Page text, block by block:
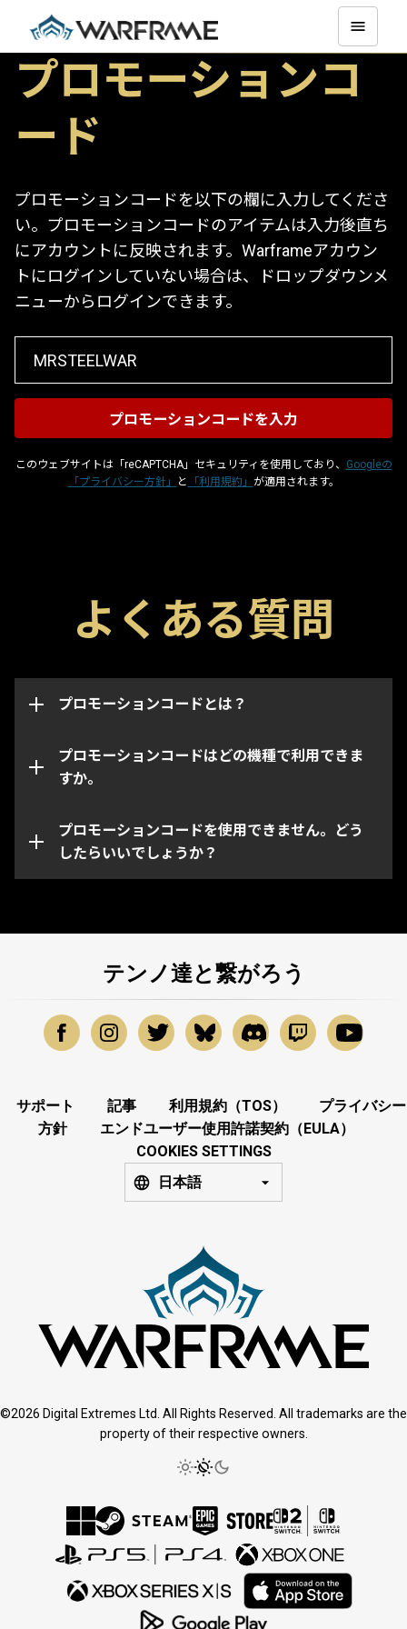
プロモーションコ
ード
プロモーションコードを以下の欄に入力してくださ
い。プロモーションコードのアイテムは入力後直ち
にアカウントに反映されます。Warframeアカウン
トにログインしていない場合は、ドロップダウンメ
ニューからログインできます。
このウェブサイトは「reCAPTCHA」セキュリティを使用しており、
Googleの
「プライバシー方針」
と 「利用規約」 が適用されます。
よくある質問
プロモーションコードとは？
どのゲーム内のアイテムを入手できる特殊コードで
す。各コードには取得可能期限があり、取得は一度限
アカウントに連携され、取得されたアカウントのイン
ベントリにのみアイテムが追加されます。
プロモーションコードはどの機種で利用できま
すか。
このページからはWarframeアカウントの機種・プラ
ットフォーム問わずプロモーションコードを適用でき
なお、特定のコードは指定された機種・プラットフォ
しい機種アカウントにログインしていることをご確認
ください。
プロモーションコードを使用できません。どう
したらいいでしょうか？
プロモーションコードの期限が切れている、あるいは
ーションコードに問題がある場合は、 Warframeサポ
ート
までお問い合わせください。
テンノ達と繋がろう
サポート 記事 利用規約（TOS）
プライバシー
方針
エンドユーザー使用許諾契約（EULA）
COOKIES SETTINGS
日本語
©2026 Digital Extremes Ltd. All Rights Reserved. All trademarks are the
property of their respective owners.